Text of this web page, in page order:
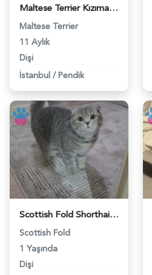
Maltese Terrier Kızıma uygun eş arıyoruz - 118984678
Maltese Terrier
11 Aylık
Dişi
İstanbul / Pendik
Scottish Fold Shorthair kızıma eş arıyorum - 118984671
Scottish Fold
1 Yaşında
Dişi